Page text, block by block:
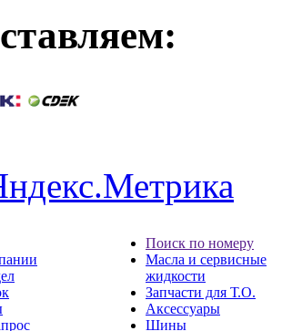
Поиск по номеру
Масла и сервисные
жидкости
Запчасти для Т.О.
Аксессуары
Шины